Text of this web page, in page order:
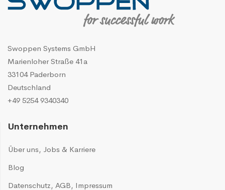
Swoppen Systems GmbH
Marienloher Straße 41a
33104 Paderborn
Deutschland
+49 5254 9340340
Unternehmen
Über uns, Jobs & Karriere
Blog
Datenschutz, AGB, Impressum